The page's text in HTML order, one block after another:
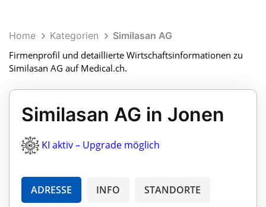
Home Kategorien
Similasan AG
Firmenprofil und detaillierte Wirtschaftsinformationen zu
Similasan AG auf Medical.ch.
Similasan AG in Jonen
KI aktiv – Upgrade möglich
ADRESSE INFO STANDORTE